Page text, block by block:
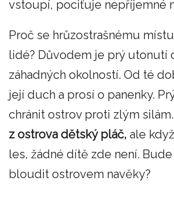
vstoupí, pociťuje nepříjemné
Proč se hrůzostrašnému
lidé? Důvodem je prý utonutí
záhadných okolností. Od té
její duch a prosí o panenky.
chránit ostrov proti zlým
z ostrova dětský pláč, ale
les, žádné dítě zde není.
bloudit ostrovem navěky?